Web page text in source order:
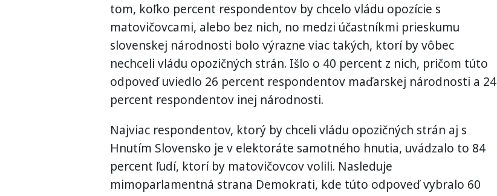
tom, koľko percent respondentov by chcelo vládu opozície s
matovičovcami, alebo bez nich, no medzi účastníkmi prieskumu
slovenskej národnosti bolo výrazne viac takých, ktorí by vôbec
nechceli vládu opozičných strán. Išlo o 40 percent z nich, pričom túto
odpoveď uviedlo 26 percent respondentov maďarskej národnosti a 24
percent respondentov inej národnosti.
Najviac respondentov, ktorý by chceli vládu opozičných strán aj s
Hnutím Slovensko je v elektoráte samotného hnutia, uvádzalo to 84
percent ľudí, ktorí by matovičovcov volili. Nasleduje
mimoparlamentná strana Demokrati, kde túto odpoveď vybralo 60